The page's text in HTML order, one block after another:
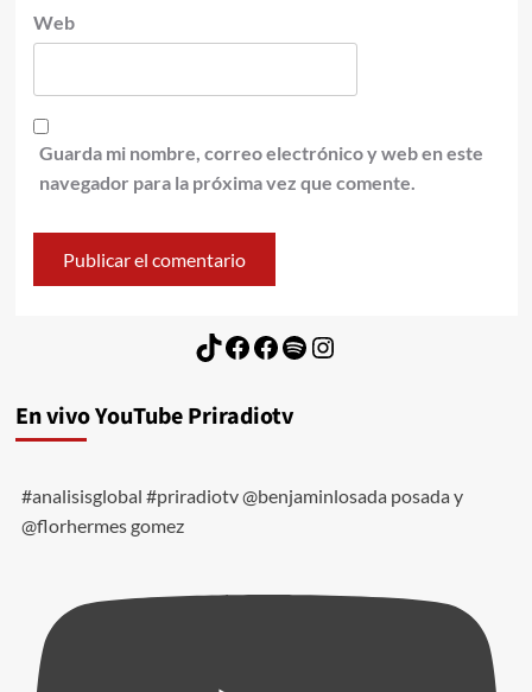
Web
Guarda mi nombre, correo electrónico y web en este
navegador para la próxima vez que comente.
TikTok
Facebook
Facebook
Spotify
Instagram
En vivo YouTube Priradiotv
#analisisglobal #priradiotv @benjaminlosada posada y
@florhermes gomez